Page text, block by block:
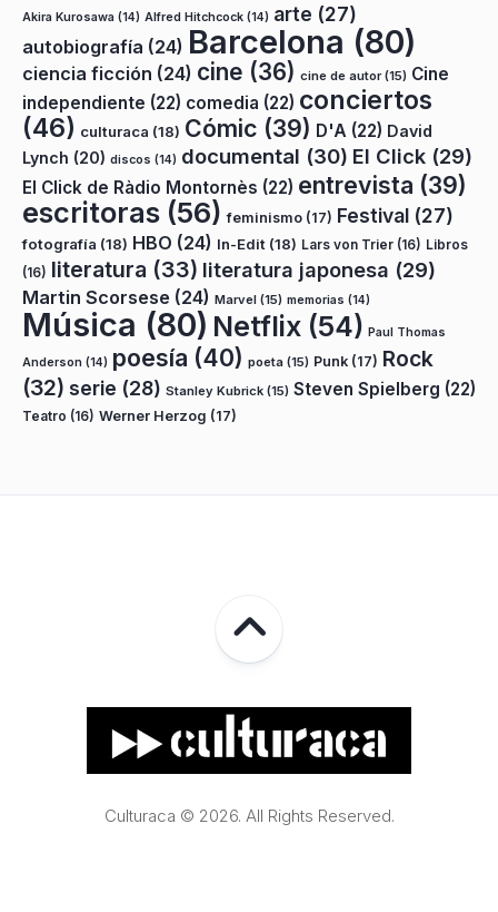
Akira Kurosawa (14) Alfred Hitchcock (14) arte (27)
autobiografía (24) Barcelona (80)
ciencia ficción (24) cine (36) cine de autor(15) Cine
independiente (22) comedia (22) conciertos
(46) culturaca (18) Cómic (39) D'A (22) David
Lynch (20) discos (14) documental (30) El Click (29)
El Click de Ràdio Montornès (22) entrevista (39)
escritoras (56) feminismo (17) Festival (27)
fotografía (18) HBO (24) In-Edit (18) Lars von Trier (16) Libros
(16) literatura (33) literatura japonesa (29)
Martin Scorsese (24) Marvel (15) memorias (14)
Música (80) Netflix (54) Paul Thomas
Anderson (14) poesía (40) poeta (15) Punk (17) Rock
(32) serie (28) Stanley Kubrick (15) Steven Spielberg (22)
Teatro (16) Werner Herzog (17)
Culturaca © 2026. All Rights Reserved.